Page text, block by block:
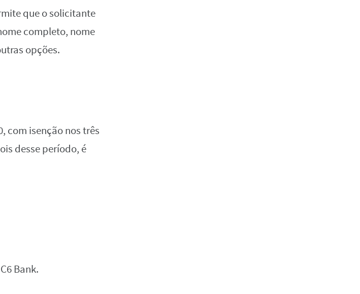
que o solicitante
completo, nome
opções.
com isenção nos três
desse período, é
Bank.